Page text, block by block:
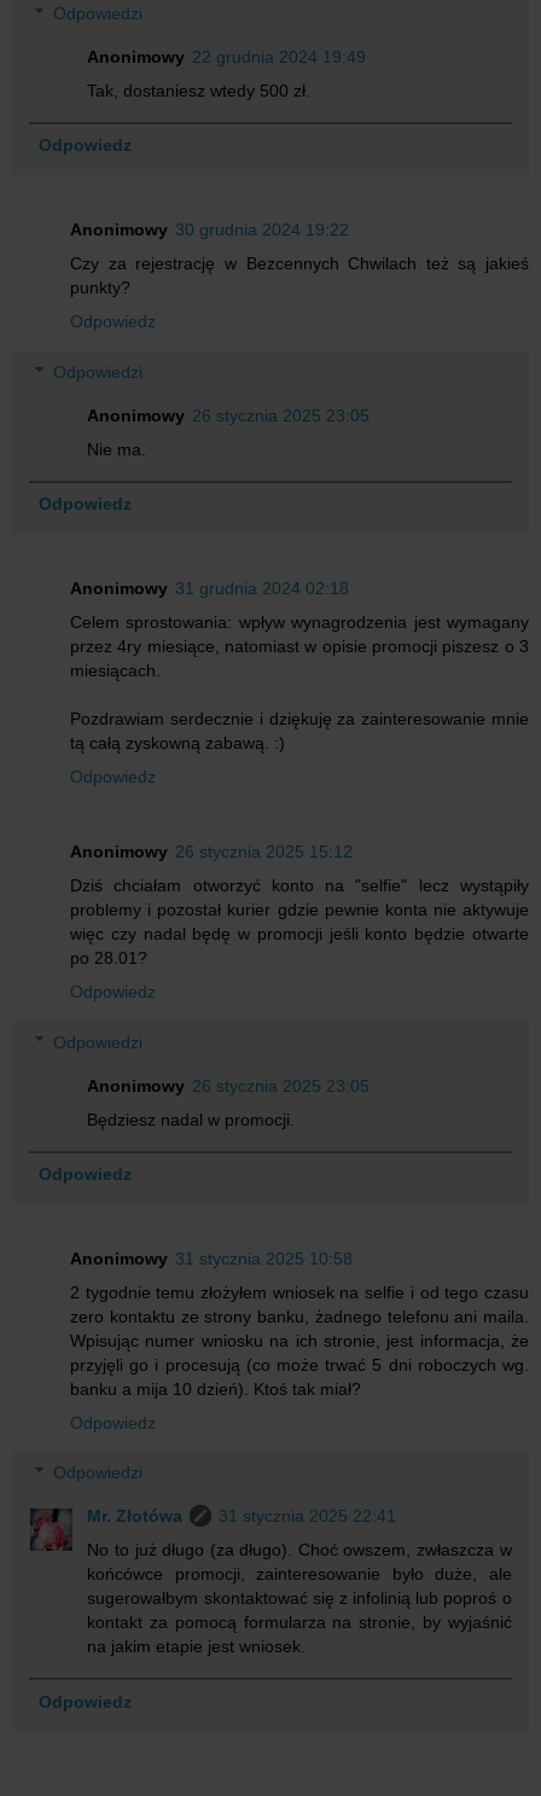
Odpowiedzi
Anonimowy 22 grudnia 2024 19:49
Tak, dostaniesz wtedy 500 zł.
Odpowiedz
Anonimowy 30 grudnia 2024 19:22
Czy za rejestrację w Bezcennych Chwilach też są jakieś
punkty?
Odpowiedz
Odpowiedzi
Anonimowy 26 stycznia 2025 23:05
Nie ma.
Odpowiedz
Anonimowy 31 grudnia 2024 02:18
Celem sprostowania: wpływ wynagrodzenia jest wymagany
przez 4ry miesiące, natomiast w opisie promocji piszesz o 3
miesiącach.
Pozdrawiam serdecznie i dziękuję za zainteresowanie mnie
tą całą zyskowną zabawą. :)
Odpowiedz
Anonimowy 26 stycznia 2025 15:12
Dziś chciałam otworzyć konto na "selfie" lecz wystąpiły
problemy i pozostał kurier gdzie pewnie konta nie aktywuje
więc czy nadal będę w promocji jeśli konto będzie otwarte
po 28.01?
Odpowiedz
Odpowiedzi
Anonimowy 26 stycznia 2025 23:05
Będziesz nadal w promocji.
Odpowiedz
Anonimowy 31 stycznia 2025 10:58
2 tygodnie temu złożyłem wniosek na selfie i od tego czasu
zero kontaktu ze strony banku, żadnego telefonu ani maila.
Wpisując numer wniosku na ich stronie, jest informacja, że
przyjęli go i procesują (co może trwać 5 dni roboczych wg.
banku a mija 10 dzień). Ktoś tak miał?
Odpowiedz
Odpowiedzi
Mr. Złotówa
31 stycznia 2025 22:41
No to już długo (za długo). Choć owszem, zwłaszcza w
końcówce promocji, zainteresowanie było duże, ale
sugerowałbym skontaktować się z infolinią lub poproś o
kontakt za pomocą formularza na stronie, by wyjaśnić
na jakim etapie jest wniosek.
Odpowiedz